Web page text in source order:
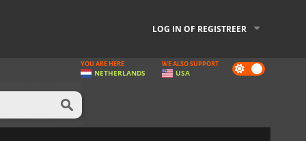
LOG IN OF REGISTREER
Dark
mode
YOU ARE HERE
NETHERLANDS
WE ALSO SUPPORT
USA